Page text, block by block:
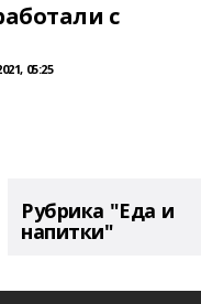
с
05:25
Рубрика "Еда и
напитки"